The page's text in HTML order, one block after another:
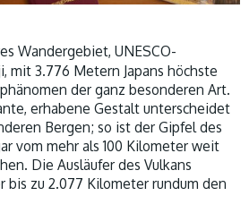
Wandergebiet, UNESCO-
mit 3.776 Metern Japans höchste
der ganz besonderen Art.
erhabene Gestalt unterscheidet
Bergen; so ist der Gipfel des
vom mehr als 100 Kilometer weit
Die Ausläufer des Vulkans
bis zu 2.077 Kilometer rundum den